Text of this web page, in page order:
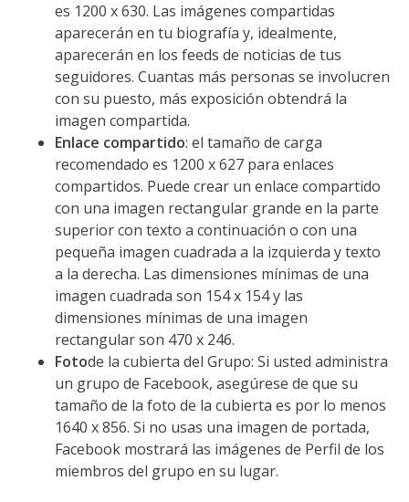
es 1200 x 630. Las imágenes compartidas
aparecerán en tu biografía y, idealmente,
aparecerán en los feeds de noticias de tus
seguidores. Cuantas más personas se involucren
con su puesto, más exposición obtendrá la
imagen compartida.
Enlace compartido: el tamaño de carga
recomendado es 1200 x 627 para enlaces
compartidos. Puede crear un enlace compartido
con una imagen rectangular grande en la parte
superior con texto a continuación o con una
pequeña imagen cuadrada a la izquierda y texto
a la derecha. Las dimensiones mínimas de una
imagen cuadrada son 154 x 154 y las
dimensiones mínimas de una imagen
rectangular son 470 x 246.
Fotode la cubierta del Grupo: Si usted administra
un grupo de Facebook, asegúrese de que su
tamaño de la foto de la cubierta es por lo menos
1640 x 856. Si no usas una imagen de portada,
Facebook mostrará las imágenes de Perfil de los
miembros del grupo en su lugar.